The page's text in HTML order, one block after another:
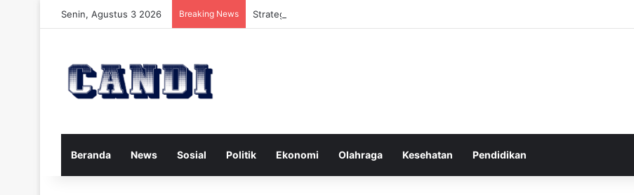
Senin, Agustus 3 2026 Breaking News Strategi Mengatur Ekspektasi Diri untuk Kesehatan Mental yang Lebih Seimbang
Beranda News Sosial Politik Ekonomi Olahraga Kesehatan Pendidikan